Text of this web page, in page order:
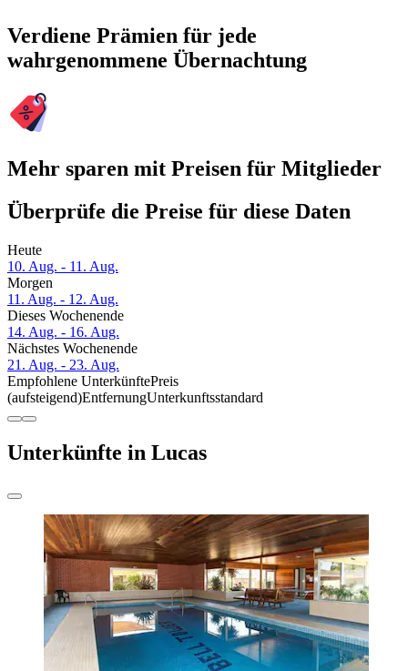
Verdiene Prämien für jede
wahrgenommene Übernachtung
Mehr sparen mit Preisen für Mitglieder
Überprüfe die Preise für diese Daten
Heute
10. Aug. - 11. Aug.
Morgen
11. Aug. - 12. Aug.
Dieses Wochenende
14. Aug. - 16. Aug.
Nächstes Wochenende
21. Aug. - 23. Aug.
Empfohlene UnterkünftePreis
(aufsteigend)EntfernungUnterkunftsstandard
Unterkünfte in Lucas